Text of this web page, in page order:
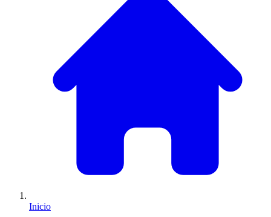
Inicio